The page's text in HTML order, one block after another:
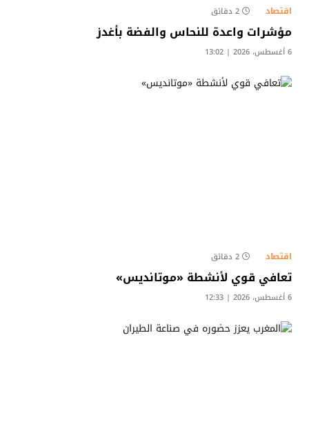
اقتصاد 2 دقائق
مؤشرات واعدة للنحاس والفضة بأغدز
6 أغسطس، 2026 | 13:02
اقتصاد 2 دقائق
تعافي قوي لأنشطة «موتانديس»
6 أغسطس، 2026 | 12:33